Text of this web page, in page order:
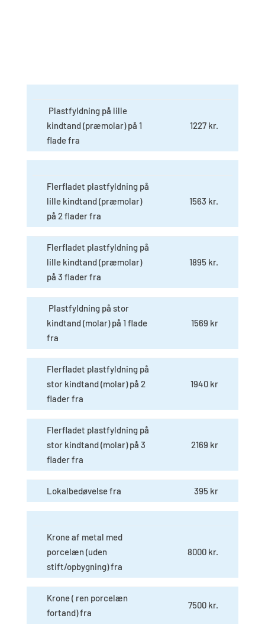
Plastfyldning på lille
kindtand (præmolar) på 1
flade fra
1227 kr.​
Flerfladet plastfyldning på
lille kindtand (præmolar)
på 2 flader fra
1563 kr.​
Flerfladet plastfyldning på
lille kindtand (præmolar)
på 3 flader fra
1895 kr.​
Plastfyldning på stor
kindtand (molar) på 1 flade
fra
1569 kr
Flerfladet plastfyldning på
stor kindtand (molar) på 2
flader fra
1940 kr
Flerfladet plastfyldning på
stor kindtand (molar) på 3
flader fra
2169 kr
Lokalbedøvelse fra 395 kr
Krone af metal med
porcelæn (uden
stift/opbygning) fra
8000 kr.
Krone ( ren porcelæn
fortand) fra
7500 kr.